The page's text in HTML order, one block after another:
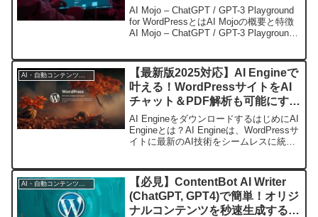
コンテンツ作成が叶う最強ツール
AI Mojo – ChatGPT / GPT-3 Playground
for WordPressとはAI Mojoの概要と特徴
AI Mojo – ChatGPT / GPT-3 Playground
【最新版2025対応】AI Engineで
叶える！WordPressサイトをAI
チャット＆PDF解析も可能にする
最強プラグイン紹介
AI EngineをダウンロードするはじめにAI
Engineとは？AI Engineは、WordPressサ
イトに最新のAI技術をシームレスに統合
援、画像生成、翻訳、...
【必見】ContentBot AI Writer
(ChatGPT, GPT4)で簡単！オリジ
ナルコンテンツを秒速生成する方